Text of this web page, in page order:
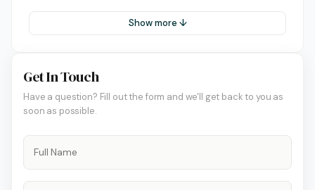
Show more ↓
Get In Touch
Have a question? Fill out the form and we'll get back to you as
soon as possible.